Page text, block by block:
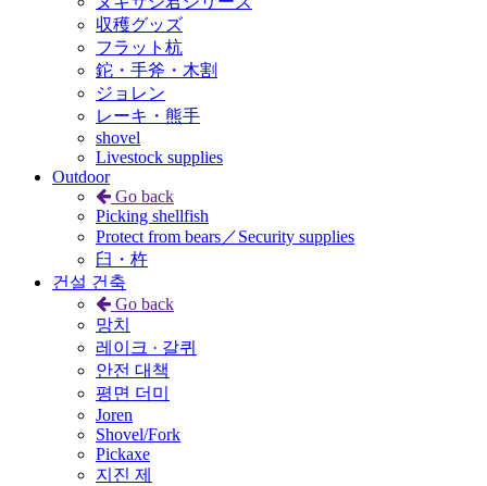
収穫グッズ
フラット杭
鉈・手斧・木割
ジョレン
レーキ・熊手
shovel
Livestock supplies
Outdoor
Go back
Picking shellfish
Protect from bears／Security supplies
臼・杵
건설 건축
Go back
망치
레이크 · 갈퀴
안전 대책
평면 더미
Joren
Shovel/Fork
Pickaxe
지진 제